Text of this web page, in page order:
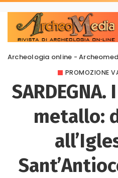
Archeologia online -
PROMOZIONE
metallo: